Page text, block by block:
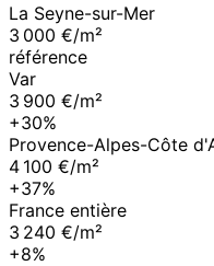
La Seyne-sur-Mer
3 000 €/m²
référence
Var
3 900 €/m²
+30%
Provence-Alpes-Côte
4 100 €/m²
+37%
France entière
3 240 €/m²
+8%